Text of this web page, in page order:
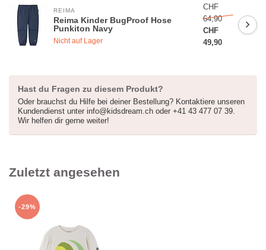
REIMA
Reima Kinder BugProof Hose
Punkiton Navy
Nicht auf Lager
CHF
64,90
CHF
49,90
Hast du Fragen zu diesem Produkt?
Oder brauchst du Hilfe bei deiner Bestellung? Kontaktiere unseren
Kundendienst unter info@kidsdream.ch oder +41 43 477 07 39.
Wir helfen dir gerne weiter!
Zuletzt angesehen
-29%
* 30 Tage gültig und ohne Mindestbestellwert, nicht kumulierbar mit